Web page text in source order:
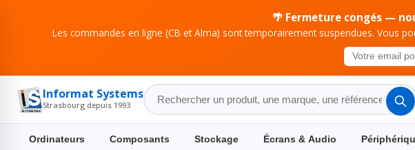
🌴 Fermeture congés —
Les commandes en ligne (CB et Alma) sont temporairement suspendues. Vous
Informat Systems
Strasbourg depuis 1993
Ordinateurs Composants Stockage Écrans & Audio